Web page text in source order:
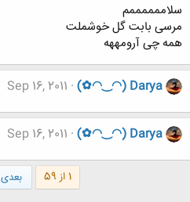
سلاممممممم
مرسی بابت گل خوشملت
همه چی آرومههه
(✿◠‿◠) Darya
Sep 16, 2011
(✿◠‿◠) Darya
Sep 16, 2011
1 از 59 بعدی